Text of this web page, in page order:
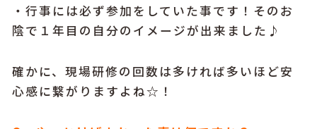
・行事には必ず参加をしていた事です！そのお
陰で１年目の自分のイメージが出来ました♪
確かに、現場研修の回数は多ければ多いほど安
心感に繋がりますよね☆！